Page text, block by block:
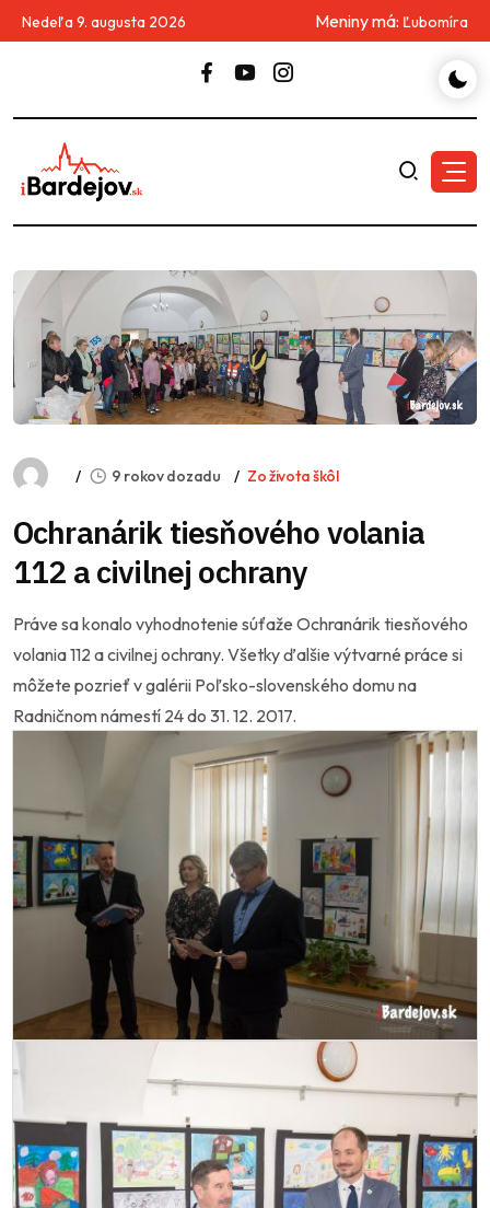
Nedeľa 9. augusta 2026 Meniny má: Ľubomíra
9 rokov dozadu Zo života škôl
Ochranárik tiesňového volania
112 a civilnej ochrany
Práve sa konalo vyhodnotenie súťaže Ochranárik tiesňového
volania 112 a civilnej ochrany. Všetky ďalšie výtvarné práce si
môžete pozrieť v galérii Poľsko-slovenského domu na
Radničnom námestí 24 do 31. 12. 2017.